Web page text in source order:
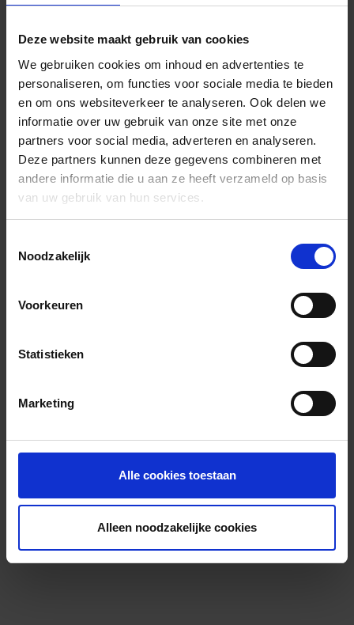
Deze website maakt gebruik van cookies
We gebruiken cookies om inhoud en advertenties te
personaliseren, om functies voor sociale media te bieden
en om ons websiteverkeer te analyseren. Ook delen we
informatie over uw gebruik van onze site met onze
partners voor social media, adverteren en analyseren.
Deze partners kunnen deze gegevens combineren met
andere informatie die u aan ze heeft verzameld op basis
van uw gebruik van hun services.
Noodzakelijk
Voorkeuren
Statistieken
Marketing
Alle cookies toestaan
Alleen noodzakelijke cookies